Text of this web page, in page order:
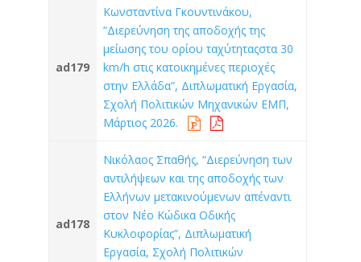
ad179
Κωνσταντίνα Γκουντινάκου,
“Διερεύνηση της αποδοχής της
μείωσης του ορίου ταχύτηταςστα 30
km/h στις κατοικημένες περιοχές
στην Ελλάδα”, Διπλωματική Εργασία,
Σχολή Πολιτικών Μηχανικών ΕΜΠ,
Μάρτιος 2026.
ad178
Νικόλαος Σπαθής, “Διερεύνηση των
αντιλήψεων και της αποδοχής των
Ελλήνων μετακινούμενων απέναντι
στον Νέο Κώδικα Οδικής
Κυκλοφορίας”, Διπλωματική
Εργασία, Σχολή Πολιτικών